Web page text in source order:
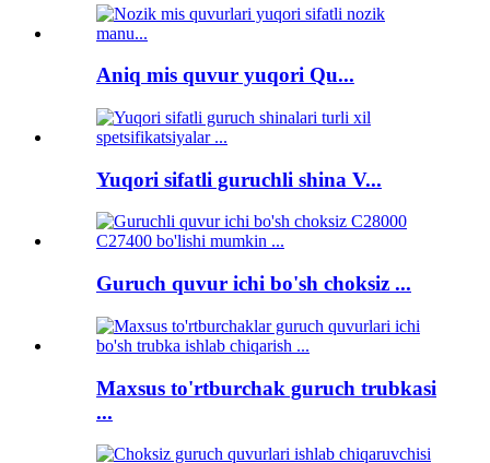
Aniq mis quvur yuqori Qu...
Yuqori sifatli guruchli shina V...
Guruch quvur ichi bo'sh choksiz ...
Maxsus to'rtburchak guruch trubkasi
...